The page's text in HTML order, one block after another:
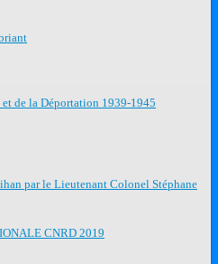
de la Déportation 1939-1945
par le Lieutenant Colonel Stéphane
CNRD 2019